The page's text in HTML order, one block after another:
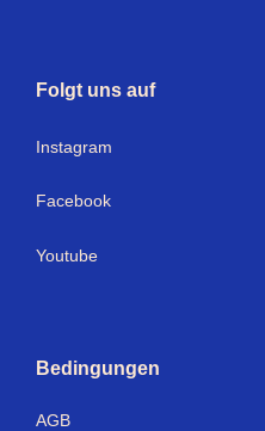
Folgt uns auf
Instagram
Facebook
Youtube
Bedingungen
AGB